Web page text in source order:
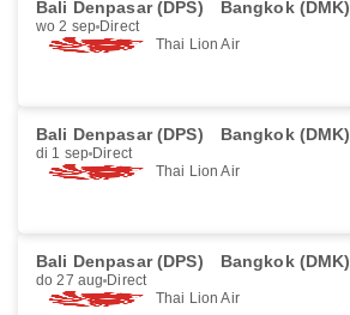
Bali Denpasar (DPS) Bangkok (DMK)
wo 2 sep Direct
Thai Lion Air
Bali Denpasar (DPS) Bangkok (DMK)
di 1 sep Direct
Thai Lion Air
Bali Denpasar (DPS) Bangkok (DMK)
do 27 aug Direct
Thai Lion Air